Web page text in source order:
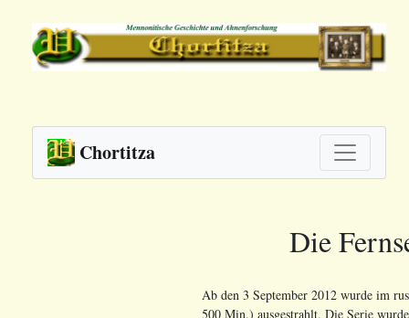
Chortitza
Die
Ab den 3 September 2012 wurde im
500 Min.) ausgestrahlt. Die Serie